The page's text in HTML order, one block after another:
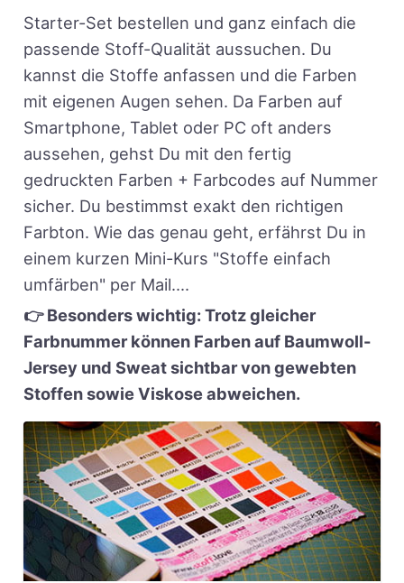
Starter-Set bestellen und ganz einfach die
passende Stoff-Qualität aussuchen. Du
kannst die Stoffe anfassen und die Farben
mit eigenen Augen sehen. Da Farben auf
Smartphone, Tablet oder PC oft anders
aussehen, gehst Du mit den fertig
gedruckten Farben + Farbcodes auf Nummer
sicher. Du bestimmst exakt den richtigen
Farbton. Wie das genau geht, erfährst Du in
einem kurzen Mini-Kurs "Stoffe einfach
umfärben" per Mail....
👉 Besonders wichtig: Trotz gleicher
Farbnummer können Farben auf Baumwoll-
Jersey und Sweat sichtbar von gewebten
Stoffen sowie Viskose abweichen.